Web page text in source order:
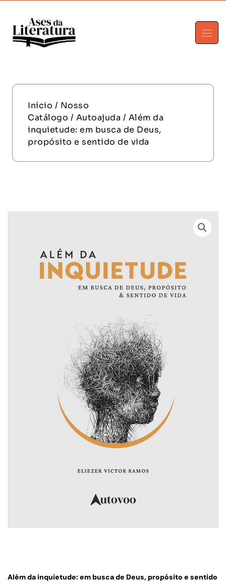
Início / Nosso
Catálogo / Autoajuda / Além da
inquietude: em busca de Deus,
propósito e sentido de vida
Além da inquietude: em busca de Deus, propósito e sentido